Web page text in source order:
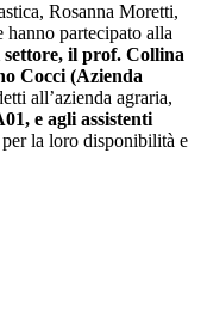
Rosanna Moretti,
partecipato alla
settore, il prof. Collina
Cocci (Azienda
all’azienda agraria,
e agli assistenti
per la loro disponibilità e